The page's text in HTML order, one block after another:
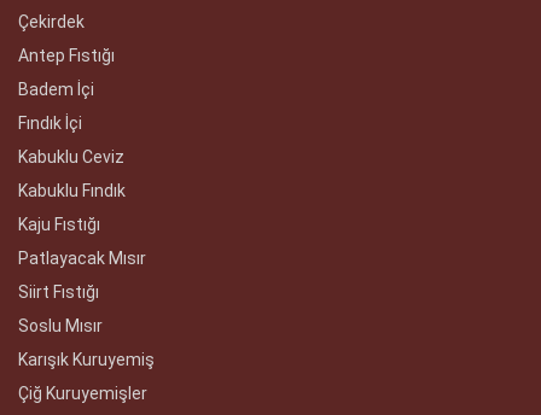
Çekirdek
Antep Fıstığı
Badem İçi
Fındık İçi
Kabuklu Ceviz
Kabuklu Fındık
Kaju Fıstığı
Patlayacak Mısır
Siirt Fıstığı
Soslu Mısır
Karışık Kuruyemiş
Çiğ Kuruyemişler